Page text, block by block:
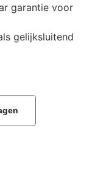
garantie voor
gelijksluitend